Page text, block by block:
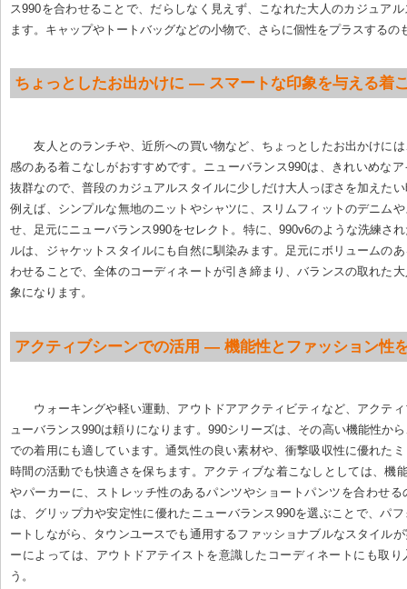
ス990を合わせることで、だらしなく見えず、こなれた大人のカジュア
ます。キャップやトートバッグなどの小物で、さらに個性をプラスするの
ちょっとしたお出かけに — スマートな印象を与える着
友人とのランチや、近所への買い物など、ちょっとしたお出かけに
感のある着こなしがおすすめです。ニューバランス990は、きれいめな
抜群なので、普段のカジュアルスタイルに少しだけ大人っぽさを加えた
例えば、シンプルな無地のニットやシャツに、スリムフィットのデニム
せ、足元にニューバランス990をセレクト。特に、990v6のような洗練さ
ルは、ジャケットスタイルにも自然に馴染みます。足元にボリュームの
わせることで、全体のコーディネートが引き締まり、バランスの取れた
象になります。
アクティブシーンでの活用 — 機能性とファッション性
ウォーキングや軽い運動、アウトドアアクティビティなど、アクテ
ューバランス990は頼りになります。990シリーズは、その高い機能性か
での着用にも適しています。通気性の良い素材や、衝撃吸収性に優れた
時間の活動でも快適さを保ちます。アクティブな着こなしとしては、機
やパーカーに、ストレッチ性のあるパンツやショートパンツを合わせる
は、グリップ力や安定性に優れたニューバランス990を選ぶことで、パ
ートしながら、タウンユースでも通用するファッショナブルなスタイル
ーによっては、アウトドアテイストを意識したコーディネートにも取り
う。